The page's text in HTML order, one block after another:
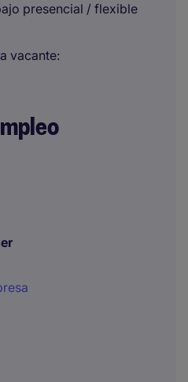
presencial / flexible
vacante